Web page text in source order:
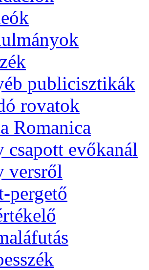
publicisztikák
rovatok
Romanica
csapott evőkanál
versről
pergető